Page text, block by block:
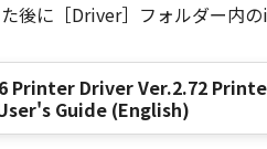
upon your
copies thereof.
also terminate if you fail
its respective legal rights,
後に［Driver］フォルダー内
Printer Driver Ver.2.72
Guide (English)